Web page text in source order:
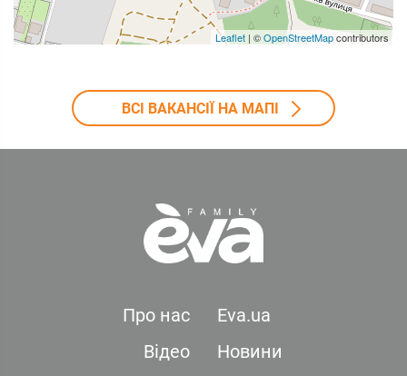
Leaflet | ©OpenStreetMapcontributors
ВСІ ВАКАНСІЇ НА МАПІ
Про нас
Eva.ua
Відео
Новини